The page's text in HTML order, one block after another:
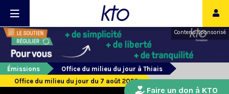
Contenu sponsorisé
Émissions
Office du milieu du jour à Thiais
Office du milieu du jour du 7 août 2020
Faire un don à KTO